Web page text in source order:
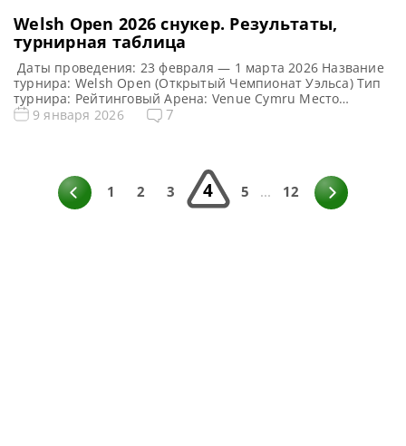
Welsh Open 2026 cнукер. Результаты,
турнирная таблица
Даты проведения: 23 февраля — 1 марта 2026 Название
турнира: Welsh Open (Открытый Чемпионат Уэльса) Тип
турнира: Рейтинговый Арена: Venue Cymru Место
проведения (населенный пункт, город, страна):
таблица Welsh Open 2026: Открытый Чемпионат […]
9 января 2026 7
1 2 3 4 5 ... 12